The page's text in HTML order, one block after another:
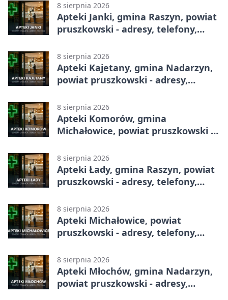
8 sierpnia 2026
Apteki Janki, gmina Raszyn, powiat
pruszkowski - adresy, telefony,
8 sierpnia 2026
Apteki Kajetany, gmina Nadarzyn,
powiat pruszkowski - adresy,
8 sierpnia 2026
Apteki Komorów, gmina
Michałowice, powiat pruszkowski -
8 sierpnia 2026
Apteki Łady, gmina Raszyn, powiat
pruszkowski - adresy, telefony,
8 sierpnia 2026
Apteki Michałowice, powiat
pruszkowski - adresy, telefony,
8 sierpnia 2026
Apteki Młochów, gmina Nadarzyn,
powiat pruszkowski - adresy,